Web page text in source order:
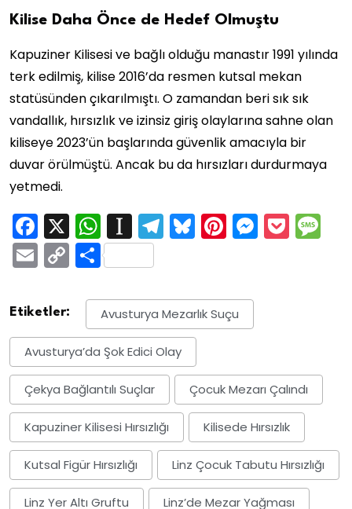
Kilise Daha Önce de Hedef Olmuştu
Kapuziner Kilisesi ve bağlı olduğu manastır 1991 yılında
terk edilmiş, kilise 2016’da resmen kutsal mekan
statüsünden çıkarılmıştı. O zamandan beri sık sık
vandallık, hırsızlık ve izinsiz giriş olaylarına sahne olan
kiliseye 2023’ün başlarında güvenlik amacıyla bir
duvar örülmüştü. Ancak bu da hırsızları durdurmaya
yetmedi.
Facebook
X WhatsApp
Instapaper
Telegram
Bluesky
Pinterest
EmailCopy
Link
Share
Etiketler: Avusturya Mezarlık Suçu
Avusturya’da Şok Edici Olay
Çekya Bağlantılı Suçlar Çocuk Mezarı Çalındı
Kapuziner Kilisesi Hırsızlığı Kilisede Hırsızlık
Kutsal Figür Hırsızlığı Linz Çocuk Tabutu Hırsızlığı
Linz Yer Altı Gruftu Linz’de Mezar Yağması